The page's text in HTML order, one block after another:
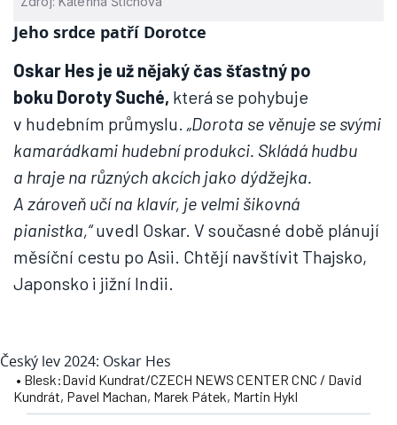
Jeho srdce patří Dorotce
Oskar Hes je už nějaký čas šťastný po
boku Doroty Suché, která se pohybuje
v hudebním průmyslu. „Dorota se věnuje se svými
kamarádkami hudební produkci. Skládá hudbu
a hraje na různých akcích jako dýdžejka.
A zároveň učí na klavír, je velmi šikovná
pianistka,“uvedl Oskar. V současné době plánují
měsíční cestu po Asii. Chtějí navštívit Thajsko,
Japonsko i jižní Indii.
Český lev 2024: Oskar Hes
• Blesk:David Kundrat/CZECH NEWS CENTER CNC / David
Kundrát, Pavel Machan, Marek Pátek, Martin Hykl